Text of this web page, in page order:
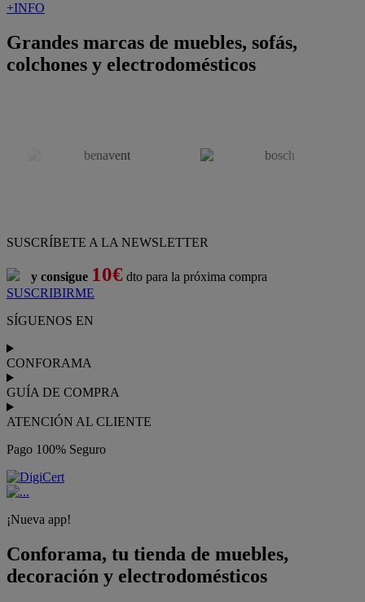
+INFO
Grandes marcas de muebles, sofás,
colchones y electrodomésticos
SUSCRÍBETE A LA NEWSLETTER
y consigue 10€ dto para la próxima compra
SUSCRIBIRME
SÍGUENOS EN
CONFORAMA
GUÍA DE COMPRA
ATENCIÓN AL CLIENTE
Pago 100% Seguro
¡Nueva app!
Conforama, tu tienda de muebles,
decoración y electrodomésticos